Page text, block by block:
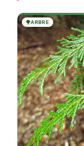
🌳ARBRE